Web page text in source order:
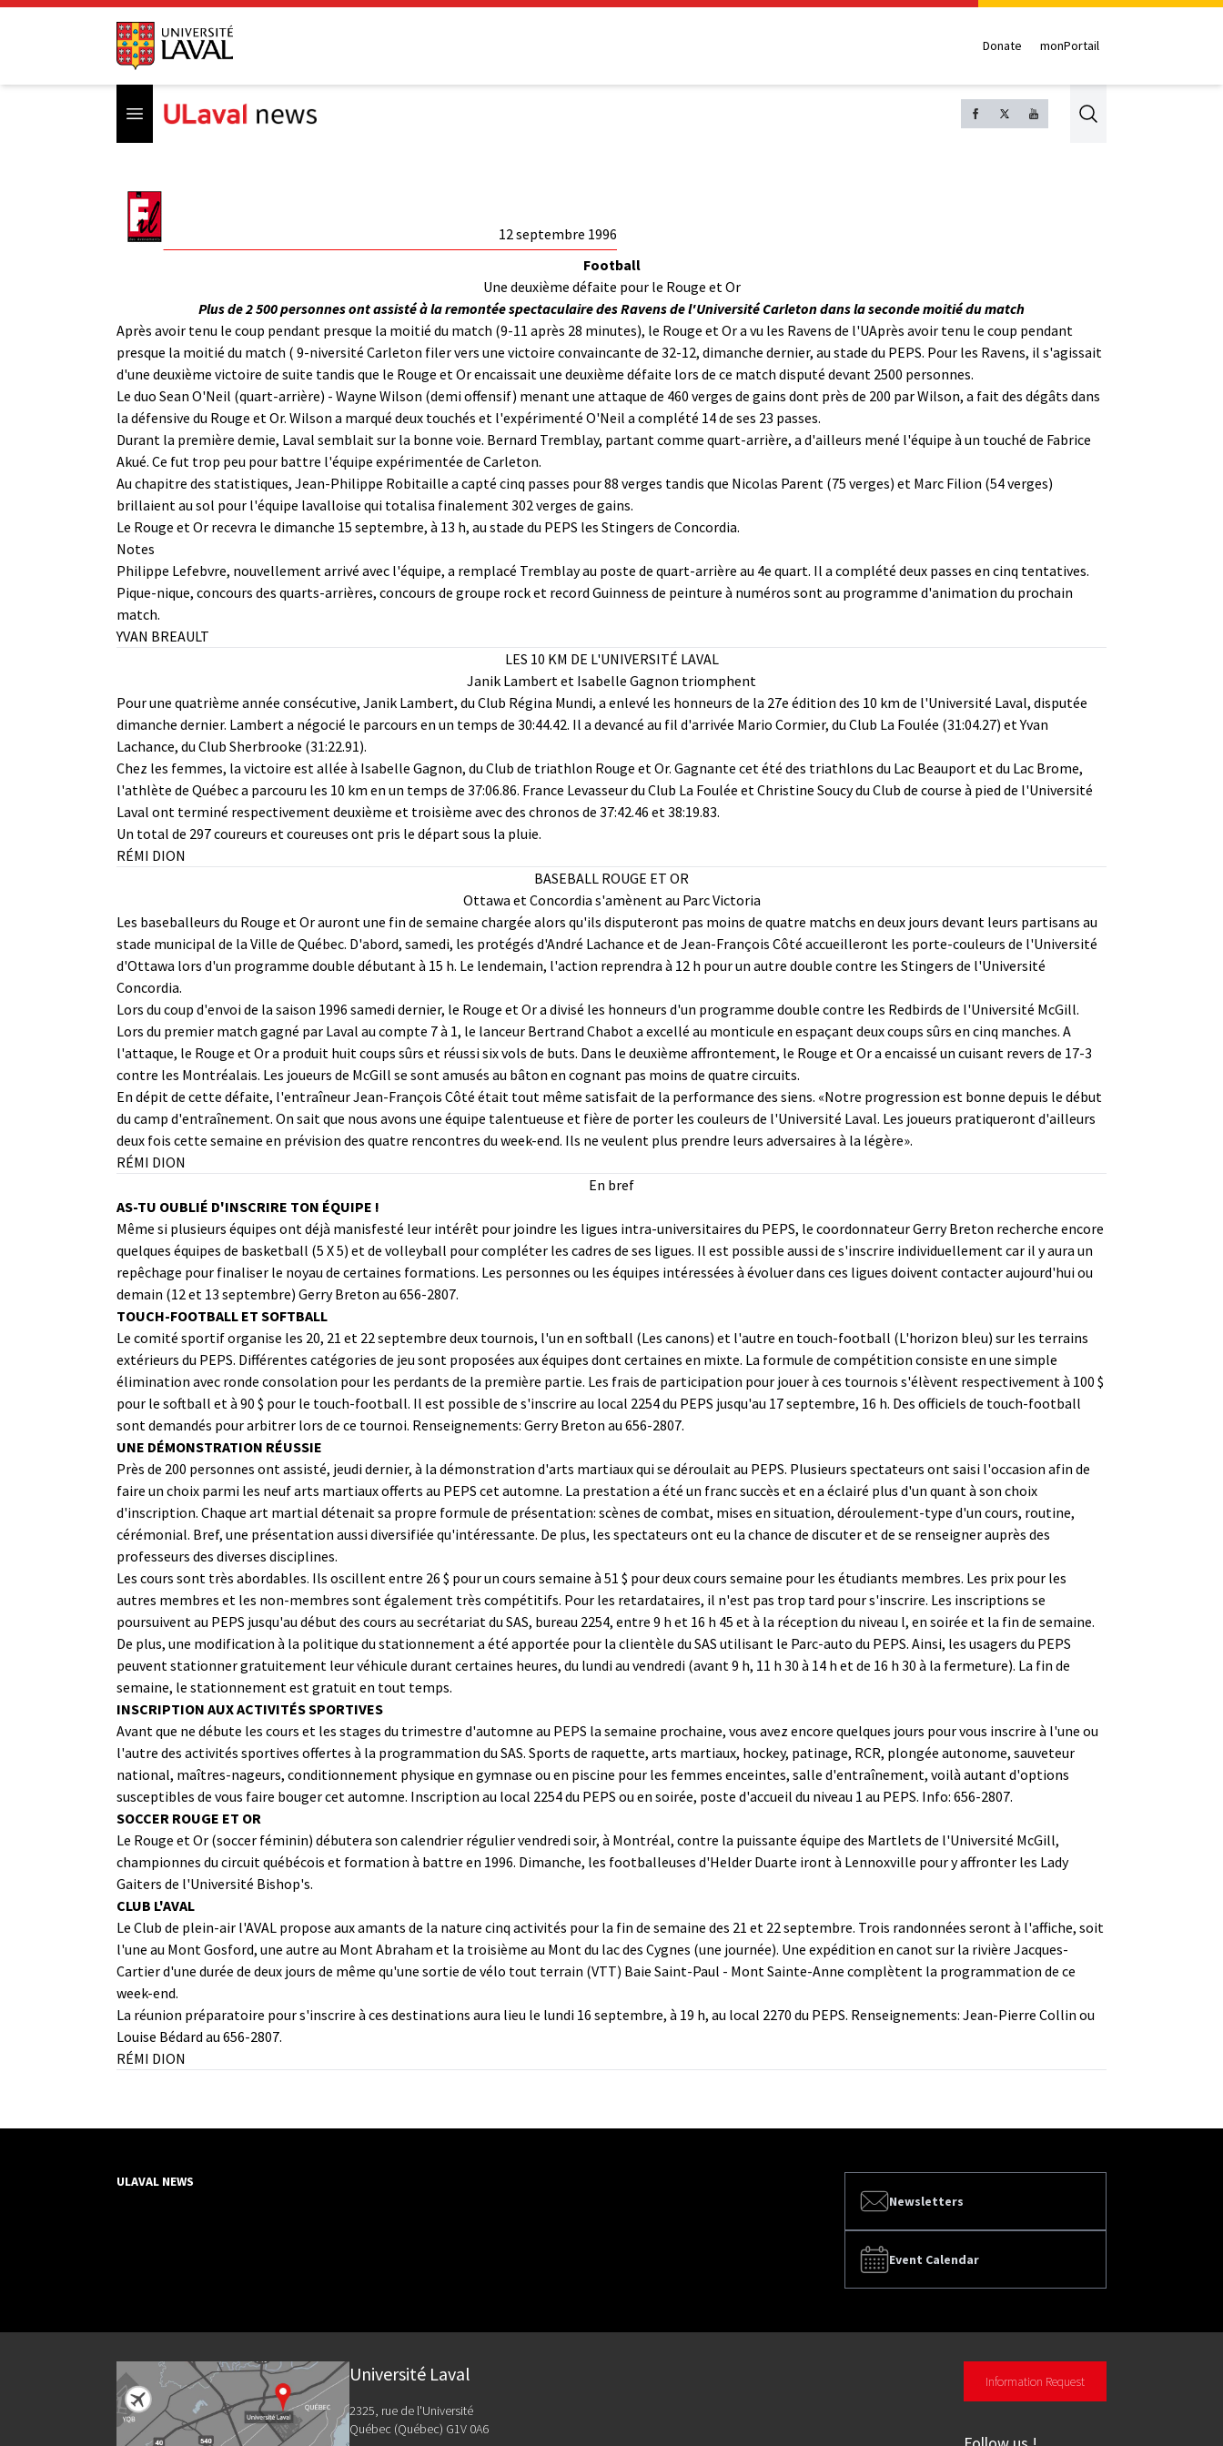
Donate monPortail
Open menu Search
12 septembre 1996
Football
Une deuxième défaite pour le Rouge et Or
Plus de 2 500 personnes ont assisté à la remontée spectaculaire des Ravens de l'Université Carleton dans la seconde moitié du match
Après avoir tenu le coup pendant presque la moitié du match (9-11 après 28 minutes), le Rouge et Or a vu les Ravens de l'UAprès avoir tenu le coup pendant
presque la moitié du match ( 9-niversité Carleton filer vers une victoire convaincante de 32-12, dimanche dernier, au stade du PEPS. Pour les Ravens, il s'agissait
d'une deuxième victoire de suite tandis que le Rouge et Or encaissait une deuxième défaite lors de ce match disputé devant 2500 personnes.
Le duo Sean O'Neil (quart-arrière) - Wayne Wilson (demi offensif) menant une attaque de 460 verges de gains dont près de 200 par Wilson, a fait des dégâts dans
la défensive du Rouge et Or. Wilson a marqué deux touchés et l'expérimenté O'Neil a complété 14 de ses 23 passes.
Durant la première demie, Laval semblait sur la bonne voie. Bernard Tremblay, partant comme quart-arrière, a d'ailleurs mené l'équipe à un touché de Fabrice
Akué. Ce fut trop peu pour battre l'équipe expérimentée de Carleton.
Au chapitre des statistiques, Jean-Philippe Robitaille a capté cinq passes pour 88 verges tandis que Nicolas Parent (75 verges) et Marc Filion (54 verges)
brillaient au sol pour l'équipe lavalloise qui totalisa finalement 302 verges de gains.
Le Rouge et Or recevra le dimanche 15 septembre, à 13 h, au stade du PEPS les Stingers de Concordia.
Notes
Philippe Lefebvre, nouvellement arrivé avec l'équipe, a remplacé Tremblay au poste de quart-arrière au 4e quart. Il a complété deux passes en cinq tentatives.
Pique-nique, concours des quarts-arrières, concours de groupe rock et record Guinness de peinture à numéros sont au programme d'animation du prochain
match.
YVAN BREAULT
LES 10 KM DE L'UNIVERSITÉ LAVAL
Janik Lambert et Isabelle Gagnon triomphent
Pour une quatrième année consécutive, Janik Lambert, du Club Régina Mundi, a enlevé les honneurs de la 27e édition des 10 km de l'Université Laval, disputée
dimanche dernier. Lambert a négocié le parcours en un temps de 30:44.42. Il a devancé au fil d'arrivée Mario Cormier, du Club La Foulée (31:04.27) et Yvan
Lachance, du Club Sherbrooke (31:22.91).
Chez les femmes, la victoire est allée à Isabelle Gagnon, du Club de triathlon Rouge et Or. Gagnante cet été des triathlons du Lac Beauport et du Lac Brome,
l'athlète de Québec a parcouru les 10 km en un temps de 37:06.86. France Levasseur du Club La Foulée et Christine Soucy du Club de course à pied de l'Université
Laval ont terminé respectivement deuxième et troisième avec des chronos de 37:42.46 et 38:19.83.
Un total de 297 coureurs et coureuses ont pris le départ sous la pluie.
RÉMI DION
BASEBALL ROUGE ET OR
Ottawa et Concordia s'amènent au Parc Victoria
Les baseballeurs du Rouge et Or auront une fin de semaine chargée alors qu'ils disputeront pas moins de quatre matchs en deux jours devant leurs partisans au
stade municipal de la Ville de Québec. D'abord, samedi, les protégés d'André Lachance et de Jean-François Côté accueilleront les porte-couleurs de l'Université
d'Ottawa lors d'un programme double débutant à 15 h. Le lendemain, l'action reprendra à 12 h pour un autre double contre les Stingers de l'Université
Concordia.
Lors du coup d'envoi de la saison 1996 samedi dernier, le Rouge et Or a divisé les honneurs d'un programme double contre les Redbirds de l'Université McGill.
Lors du premier match gagné par Laval au compte 7 à 1, le lanceur Bertrand Chabot a excellé au monticule en espaçant deux coups sûrs en cinq manches. A
l'attaque, le Rouge et Or a produit huit coups sûrs et réussi six vols de buts. Dans le deuxième affrontement, le Rouge et Or a encaissé un cuisant revers de 17-3
contre les Montréalais. Les joueurs de McGill se sont amusés au bâton en cognant pas moins de quatre circuits.
En dépit de cette défaite, l'entraîneur Jean-François Côté était tout même satisfait de la performance des siens. «Notre progression est bonne depuis le début
du camp d'entraînement. On sait que nous avons une équipe talentueuse et fière de porter les couleurs de l'Université Laval. Les joueurs pratiqueront d'ailleurs
deux fois cette semaine en prévision des quatre rencontres du week-end. Ils ne veulent plus prendre leurs adversaires à la légère».
RÉMI DION
En bref
AS-TU OUBLIÉ D'INSCRIRE TON ÉQUIPE !
Même si plusieurs équipes ont déjà manisfesté leur intérêt pour joindre les ligues intra-universitaires du PEPS, le coordonnateur Gerry Breton recherche encore
quelques équipes de basketball (5 X 5) et de volleyball pour compléter les cadres de ses ligues. Il est possible aussi de s'inscrire individuellement car il y aura un
repêchage pour finaliser le noyau de certaines formations. Les personnes ou les équipes intéressées à évoluer dans ces ligues doivent contacter aujourd'hui ou
demain (12 et 13 septembre) Gerry Breton au 656-2807.
TOUCH-FOOTBALL ET SOFTBALL
Le comité sportif organise les 20, 21 et 22 septembre deux tournois, l'un en softball (Les canons) et l'autre en touch-football (L'horizon bleu) sur les terrains
extérieurs du PEPS. Différentes catégories de jeu sont proposées aux équipes dont certaines en mixte. La formule de compétition consiste en une simple
élimination avec ronde consolation pour les perdants de la première partie. Les frais de participation pour jouer à ces tournois s'élèvent respectivement à 100 $
pour le softball et à 90 $ pour le touch-football. Il est possible de s'inscrire au local 2254 du PEPS jusqu'au 17 septembre, 16 h. Des officiels de touch-football
sont demandés pour arbitrer lors de ce tournoi. Renseignements: Gerry Breton au 656-2807.
UNE DÉMONSTRATION RÉUSSIE
Près de 200 personnes ont assisté, jeudi dernier, à la démonstration d'arts martiaux qui se déroulait au PEPS. Plusieurs spectateurs ont saisi l'occasion afin de
faire un choix parmi les neuf arts martiaux offerts au PEPS cet automne. La prestation a été un franc succès et en a éclairé plus d'un quant à son choix
d'inscription. Chaque art martial détenait sa propre formule de présentation: scènes de combat, mises en situation, déroulement-type d'un cours, routine,
cérémonial. Bref, une présentation aussi diversifiée qu'intéressante. De plus, les spectateurs ont eu la chance de discuter et de se renseigner auprès des
professeurs des diverses disciplines.
Les cours sont très abordables. Ils oscillent entre 26 $ pour un cours semaine à 51 $ pour deux cours semaine pour les étudiants membres. Les prix pour les
autres membres et les non-membres sont également très compétitifs. Pour les retardataires, il n'est pas trop tard pour s'inscrire. Les inscriptions se
poursuivent au PEPS jusqu'au début des cours au secrétariat du SAS, bureau 2254, entre 9 h et 16 h 45 et à la réception du niveau l, en soirée et la fin de semaine.
De plus, une modification à la politique du stationnement a été apportée pour la clientèle du SAS utilisant le Parc-auto du PEPS. Ainsi, les usagers du PEPS
peuvent stationner gratuitement leur véhicule durant certaines heures, du lundi au vendredi (avant 9 h, 11 h 30 à 14 h et de 16 h 30 à la fermeture). La fin de
semaine, le stationnement est gratuit en tout temps.
INSCRIPTION AUX ACTIVITÉS SPORTIVES
Avant que ne débute les cours et les stages du trimestre d'automne au PEPS la semaine prochaine, vous avez encore quelques jours pour vous inscrire à l'une ou
l'autre des activités sportives offertes à la programmation du SAS. Sports de raquette, arts martiaux, hockey, patinage, RCR, plongée autonome, sauveteur
national, maîtres-nageurs, conditionnement physique en gymnase ou en piscine pour les femmes enceintes, salle d'entraînement, voilà autant d'options
susceptibles de vous faire bouger cet automne. Inscription au local 2254 du PEPS ou en soirée, poste d'accueil du niveau 1 au PEPS. Info: 656-2807.
SOCCER ROUGE ET OR
Le Rouge et Or (soccer féminin) débutera son calendrier régulier vendredi soir, à Montréal, contre la puissante équipe des Martlets de l'Université McGill,
championnes du circuit québécois et formation à battre en 1996. Dimanche, les footballeuses d'Helder Duarte iront à Lennoxville pour y affronter les Lady
Gaiters de l'Université Bishop's.
CLUB L'AVAL
Le Club de plein-air l'AVAL propose aux amants de la nature cinq activités pour la fin de semaine des 21 et 22 septembre. Trois randonnées seront à l'affiche, soit
l'une au Mont Gosford, une autre au Mont Abraham et la troisième au Mont du lac des Cygnes (une journée). Une expédition en canot sur la rivière Jacques-
Cartier d'une durée de deux jours de même qu'une sortie de vélo tout terrain (VTT) Baie Saint-Paul - Mont Sainte-Anne complètent la programmation de ce
week-end.
La réunion préparatoire pour s'inscrire à ces destinations aura lieu le lundi 16 septembre, à 19 h, au local 2270 du PEPS. Renseignements: Jean-Pierre Collin ou
Louise Bédard au 656-2807.
RÉMI DION
Newsletters
Event Calendar
ULAVAL NEWS
Université Laval
2325, rue de l'Université
Québec (Québec) G1V 0A6
Information Request